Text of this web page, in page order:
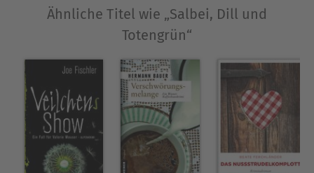
Ähnliche Titel wie „Salbei, Dill und
Totengrün“